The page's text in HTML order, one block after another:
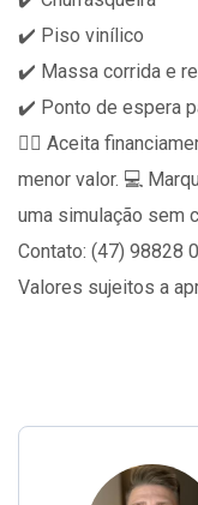
✔️ Piso vinílico
✔️ Massa corrida e
✔️ Ponto de espera
👉🏻 Aceita
menor valor. 💻
uma simulação sem
Contato: (47) 98828
Valores sujeitos a